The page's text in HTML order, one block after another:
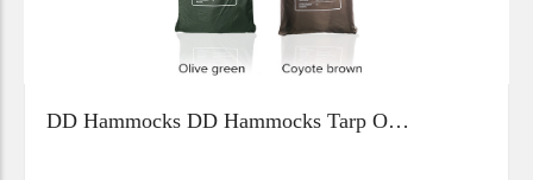
DD Hammocks DD Hammocks Tarp O…